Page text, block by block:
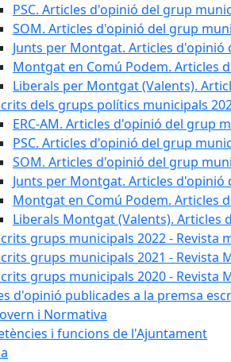
PSC. Articles d'opinió del grup
SOM. Articles d'opinió del grup
Junts per Montgat. Articles d'opinió
Montgat en Comú Podem. Articles
Liberals per Montgat (Valents).
dels grups polítics municipals
ERC-AM. Articles d'opinió del grup
PSC. Articles d'opinió del grup
SOM. Articles d'opinió del grup
Junts per Montgat. Articles d'opinió
Montgat en Comú Podem. Articles
Liberals Montgat (Valents). Articles
grups municipals 2022 - Revista
grups municipals 2021 - Revista
grups municipals 2020 - Revista
d'opinió publicades a la premsa
i Normativa
i funcions de l'Ajuntament